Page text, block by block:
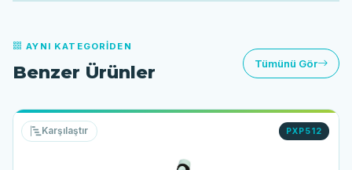
AYNI KATEGORIDEN
Benzer Ürünler Tümünü Gör
PXP512
Karşılaştır